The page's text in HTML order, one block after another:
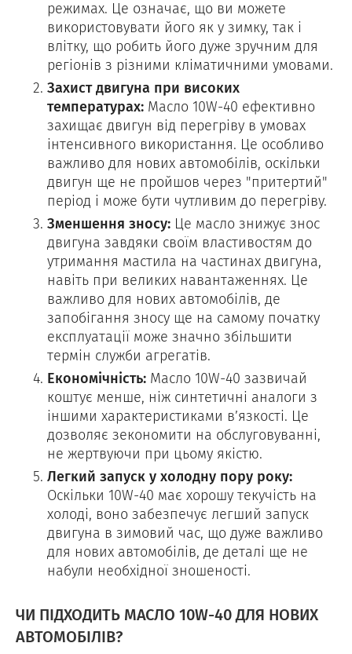
режимах. Це означає, що ви можете
використовувати його як у зимку, так і
влітку, що робить його дуже зручним для
регіонів з різними кліматичними умовами.
Захист двигуна при високих
температурах: Масло 10W-40 ефективно
захищає двигун від перегріву в умовах
інтенсивного використання. Це особливо
важливо для нових автомобілів, оскільки
двигун ще не пройшов через "притертий"
період і може бути чутливим до перегріву.
Зменшення зносу: Це масло знижує знос
двигуна завдяки своїм властивостям до
утримання мастила на частинах двигуна,
навіть при великих навантаженнях. Це
важливо для нових автомобілів, де
запобігання зносу ще на самому початку
експлуатації може значно збільшити
термін служби агрегатів.
Економічність: Масло 10W-40 зазвичай
коштує менше, ніж синтетичні аналоги з
іншими характеристиками в’язкості. Це
дозволяє зекономити на обслуговуванні,
не жертвуючи при цьому якістю.
Легкий запуск у холодну пору року:
Оскільки 10W-40 має хорошу текучість на
холоді, воно забезпечує легший запуск
двигуна в зимовий час, що дуже важливо
для нових автомобілів, де деталі ще не
набули необхідної зношеності.
ЧИ ПІДХОДИТЬ МАСЛО 10W-40 ДЛЯ НОВИХ
АВТОМОБІЛІВ?